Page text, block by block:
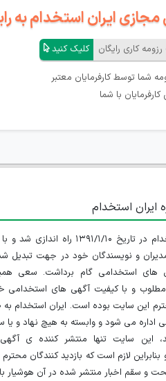
مجازی ایران استخدام
کاری رایگان کلیک کنید
شما توسط کارفرمایان معتبر
با شما
ایران استخدام
سایت ایران استخدام در تاریخ ۱۳۹۱/۱/۱۰ راه
و نویسندگان خود در جهت تبدیل
های استخدامی گام برداشت. سعی
مطلوب و با کیفیت آگهی های
این سایت بوده است. ایران استخدام
می شود و وابسته به هیچ نهاد و یا
این سایت تنها منتشر کننده ی
لازم است که بازدید کنندگان
و سقم اخبار منتشر شده در آن هوشیار